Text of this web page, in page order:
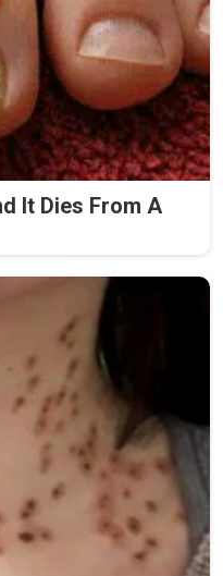
It Dies From A